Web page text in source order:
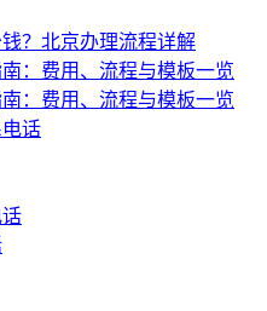
？北京办理流程详解
：费用、流程与模板一览
：费用、流程与模板一览
话